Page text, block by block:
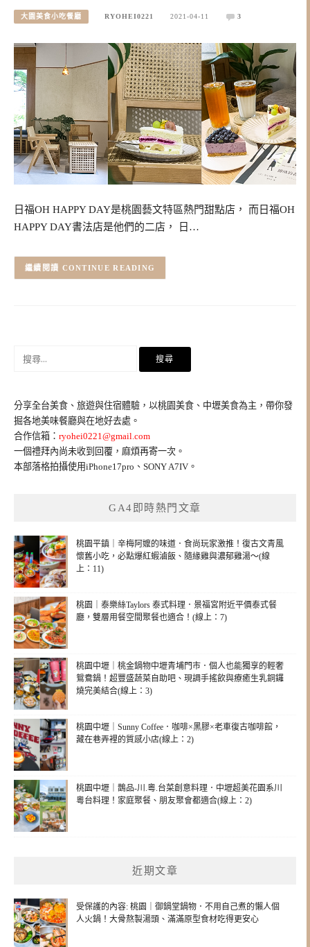
大園美食小吃餐廳 RYOHEI0221 2021-04-11 3
日福OH HAPPY DAY是桃園藝文特區熱門甜點店， 而日福OH
HAPPY DAY書法店是他們的二店， 日…
CONTINUE READING
字:
分享全台美食、旅遊與住宿體驗，以桃園美食、中壢美食為主，帶你發
掘各地美味餐廳與在地好去處。
合作信箱： ryohei0221@gmail.com
一個禮拜內尚未收到回覆，麻煩再寄一次。
本部落格拍攝使用iPhone17pro、SONY A7IV。
GA4即時熱門文章
桃園平鎮｜辛梅阿嬤的味道．食尚玩家激推！復古文青風
懷舊小吃，必點爆紅蝦滷飯、隨緣雞與濃郁雞湯～(線
上：11)
桃園｜泰樂絲Taylors 泰式料理．景福宮附近平價泰式餐
廳，雙層用餐空間聚餐也適合！(線上：7)
桃園中壢｜桃金鍋物中壢青埔門市．個人也能獨享的輕奢
鴛鴦鍋！超豐盛蔬菜自助吧、現調手搖飲與療癒生乳銅鑼
燒完美結合(線上：3)
桃園中壢｜Sunny Coffee．咖啡×黑膠×老車復古咖啡館，
藏在巷弄裡的質感小店(線上：2)
桃園中壢｜鵲品-川.粵.台菜創意料理．中壢超美花園系川
粵台料理！家庭聚餐、朋友聚會都適合(線上：2)
近期文章
受保護的內容: 桃園｜御鍋堂鍋物．不用自己煮的懶人個
人火鍋！大骨熬製湯頭、滿滿原型食材吃得更安心